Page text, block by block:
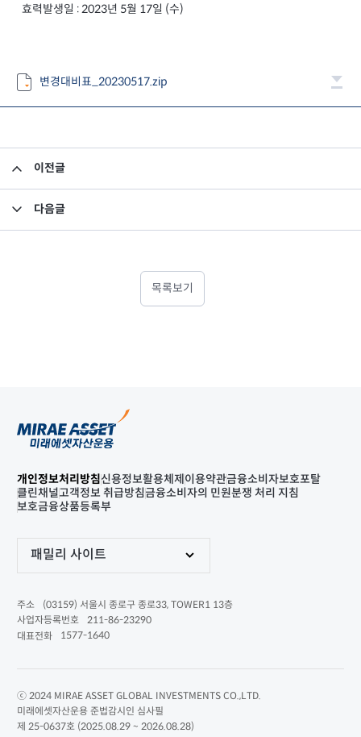
효력발생일 : 2023년 5월 17일 (수)
변경대비표_20230517.zip
이전글
다음글
목록보기
개인정보처리방침신용정보활용체제 이용약관금융소비자보호포탈
클린채널고객정보 취급방침금융소비자의 민원분쟁 처리 지침
보호금융상품등록부
패밀리 사이트
주소
(03159) 서울시 종로구 종로33, TOWER1 13층
사업자등록번호
211-86-23290
대표전화
1577-1640
ⓒ 2024 MIRAE ASSET GLOBAL INVESTMENTS CO.,LTD.
미래에셋자산운용 준법감시인 심사필
제 25-0637호 (2025.08.29 ~ 2026.08.28)